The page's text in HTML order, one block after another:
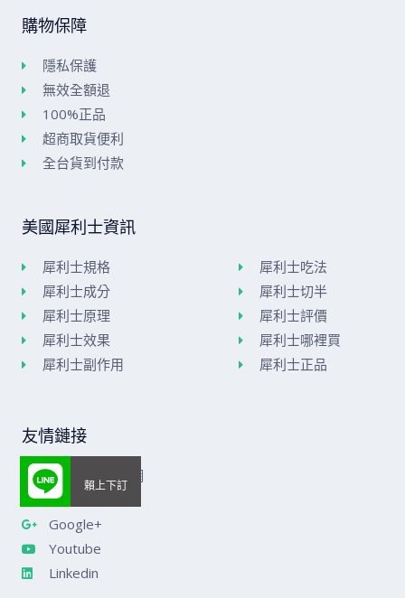
購物保障
隱私保護
無效全額退
100%正品
超商取貨便利
全台貨到付款
美國犀利士資訊
犀利士規格
犀利士成分
犀利士原理
犀利士效果
犀利士副作用
犀利士吃法
犀利士切半
犀利士評價
犀利士哪裡買
犀利士正品
友情鏈接
美國威而鋼官網
樂威莊官網
Google+
Youtube
Linkedin